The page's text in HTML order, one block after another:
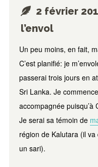
2 février
l’envol
Un peu moins, en fait,
C’est planifié: je
passerai trois jours en
Sri Lanka. Je
accompagnée
Je serai sa témoin de
région de Kalutara (il
un sari).